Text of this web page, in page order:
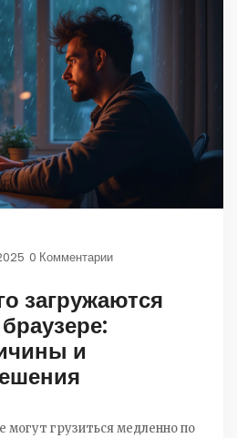
0 Комментарии
загружаются
и
могут грузиться медленно по